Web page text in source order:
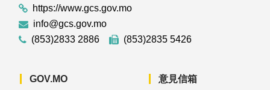
https://www.gcs.gov.mo
info@gcs.gov.mo
(853)2833 2886
(853)2835 5426
GOV.MO 意見信箱